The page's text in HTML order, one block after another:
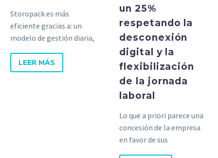
Storopack es más
eficiente gracias a: un
modelo de gestión diaria,
proyectos y un modelo de
despliegue de estrategia.
LEER MÁS
un 25%
respetando la
desconexión
digital y la
flexibilización
de la jornada
laboral
Lo que a priori parece una
concesión de la empresa
en favor de sus